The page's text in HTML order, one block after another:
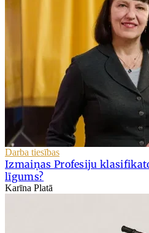
Darba tiesības
Izmaiņas Profesiju
līgums?
Karīna Platā